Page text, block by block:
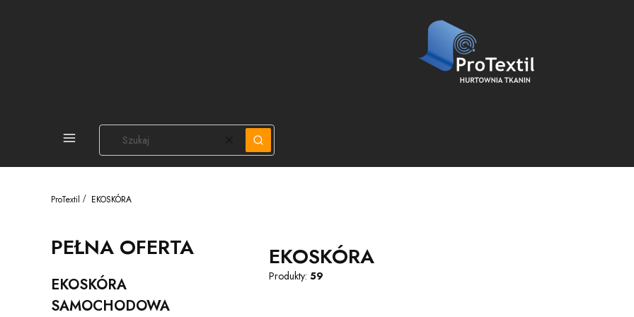
PEŁNA OFERTA
WyczyśćSzukaj
ProTextil EKOSKÓRA
PEŁNA OFERTA
Kategoria - EKOSKÓRA SAMOCHODOWA
EKOSKÓRA
SAMOCHODOWA
EKOSKÓRA
Produkty: 59